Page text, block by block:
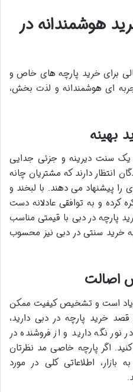
هوشمندانه در
برای خرید پارچه های خاص و
ای هوشمندانه و لذت بخش،
بهینه
یک سنت دیرینه و جزئی جدایی
انتظار دارند که مشتریان چانه
را پیشنهاد می دهند. با لبخند و
کرده و به توافقی عادلانه دست
پارچه در دبی با قیمتی مناسب
خرید سنتی در دبی نیز محسوب
اصالت
زیاد است و تشخیص کیفیت ممکن
قصد خرید پارچه در دبی دارید،
نور نگه دارید و از فروشنده در
اگر پارچه خاصی مد نظرتان
اطلاعاتی کلی در مورد